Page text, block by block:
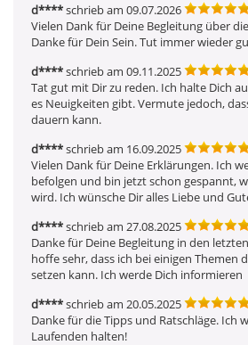
d****schrieb am 09.07.2026
Vielen Dank für Deine Begleitung über
Danke für Dein Sein. Tut immer wieder
d****schrieb am 09.11.2025
Tat gut mit Dir zu reden. Ich halte Dich
es Neuigkeiten gibt. Vermute jedoch,
dauern kann.
d****schrieb am 16.09.2025
Vielen Dank für Deine Erklärungen. Ich
befolgen und bin jetzt schon gespannt,
wird. Ich wünsche Dir alles Liebe und
d****schrieb am 27.08.2025
Danke für Deine Begleitung in den
hoffe sehr, dass ich bei einigen Themen
setzen kann. Ich werde Dich informieren
d****schrieb am 20.05.2025
Danke für die Tipps und Ratschläge. Ich
Laufenden halten!